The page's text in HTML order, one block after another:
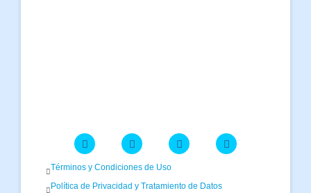
Términos y Condiciones de Uso
Política de Privacidad y Tratamiento de Datos